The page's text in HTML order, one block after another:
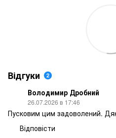
Відгуки 2
Володимир Дробний
26.07.2026 в 17:46
Пусковим цим задоволений.
Відповісти